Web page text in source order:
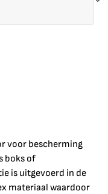
voor bescherming
boks of
is uitgevoerd in de
materiaal waardoor